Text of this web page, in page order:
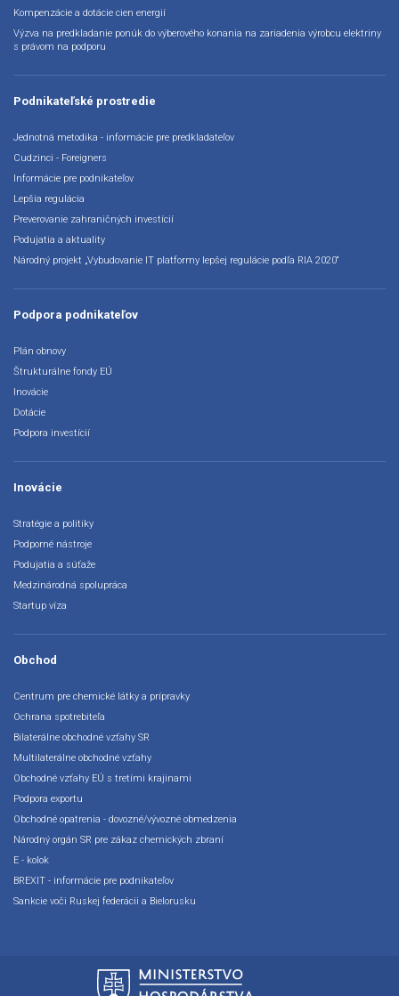
Kompenzácie a dotácie cien energií
Výzva na predkladanie ponúk do výberového konania na zariadenia výrobcu elektriny
s právom na podporu
Podnikateľské prostredie
Jednotná metodika - informácie pre predkladateľov
Cudzinci - Foreigners
Informácie pre podnikateľov
Lepšia regulácia
Preverovanie zahraničných investícií
Podujatia a aktuality
Národný projekt „Vybudovanie IT platformy lepšej regulácie podľa RIA 2020“
Podpora podnikateľov
Plán obnovy
Štrukturálne fondy EÚ
Inovácie
Dotácie
Podpora investícií
Inovácie
Stratégie a politiky
Podporné nástroje
Podujatia a súťaže
Medzinárodná spolupráca
Startup víza
Obchod
Centrum pre chemické látky a prípravky
Ochrana spotrebiteľa
Bilaterálne obchodné vzťahy SR
Multilaterálne obchodné vzťahy
Obchodné vzťahy EÚ s tretími krajinami
Podpora exportu
Obchodné opatrenia - dovozné/vývozné obmedzenia
Národný orgán SR pre zákaz chemických zbraní
E - kolok
BREXIT - informácie pre podnikateľov
Sankcie voči Ruskej federácii a Bielorusku